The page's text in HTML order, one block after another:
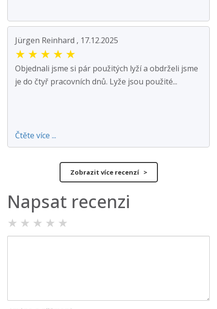
Jürgen Reinhard , 17.12.2025
★ ★ ★ ★ ★
Objednali jsme si pár použitých lyží a obdrželi jsme
je do čtyř pracovních dnů. Lyže jsou použité...
Čtěte více ...
Zobrazit více recenzí >
Napsat recenzi
★ ★ ★ ★ ★